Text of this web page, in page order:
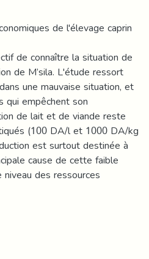
de l'élevage caprin
de connaître la situation de
de M’sila. L'étude ressort
une mauvaise situation, et
qui empêchent son
de lait et de viande reste
(100 DA/l et 1000 DA/kg
est surtout destinée à
cause de cette faible
des ressources